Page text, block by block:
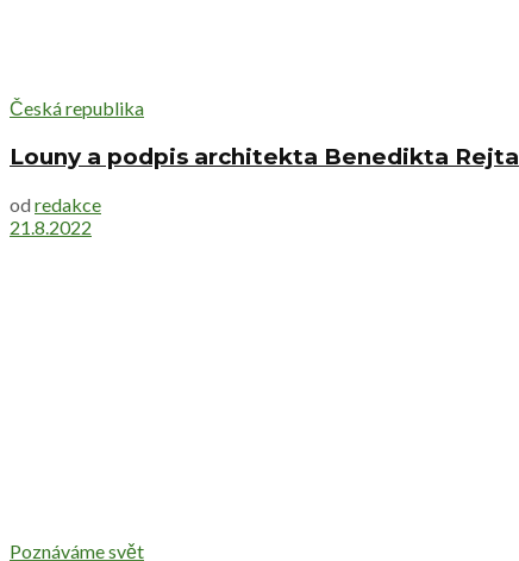
Česká republika
Louny a podpis architekta Benedikta Rejta
od redakce
21.8.2022
Poznáváme svět